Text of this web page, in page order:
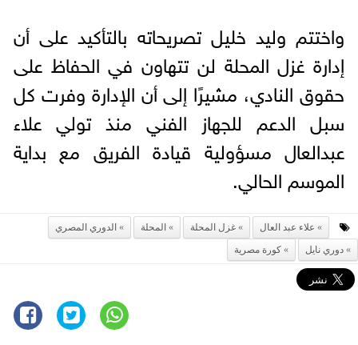
واختتم وليد خليل تصريحاته بالتأكيد على أن
إدارة غزل المحلة لن تتهاون في الحفاظ على
حقوق النادي، مشيرًا إلى أن الإدارة وفرت كل
سبل الدعم للجهاز الفني منذ تولي علاء
عبدالعال مسؤولية قيادة الفريق مع بداية
الموسم الحالي.
علاء عبد العال غزل المحلة المحلة
الدوري المصري
دوري نايل
كورة مصرية